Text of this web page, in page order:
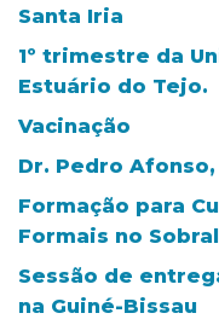
Santa Iria
1º trimestre da
Estuário do Tejo.
Vacinação
Dr. Pedro
Formação para
Formais no
Sessão de
na Guiné-Bissau